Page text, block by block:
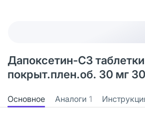
Дапоксетин-СЗ таблетки
покрыт.плен.об. 30 мг
Основное Аналоги 1